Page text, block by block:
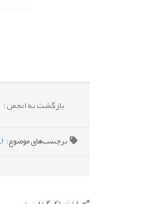
بازگشت به انجمن :
برچسب‌های موضوع: (1) چرا تیگو 7 بخریم